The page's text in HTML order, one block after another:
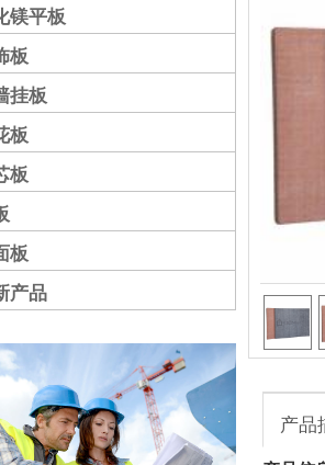
镁平板
板
挂板
板
板
板
产品
产品